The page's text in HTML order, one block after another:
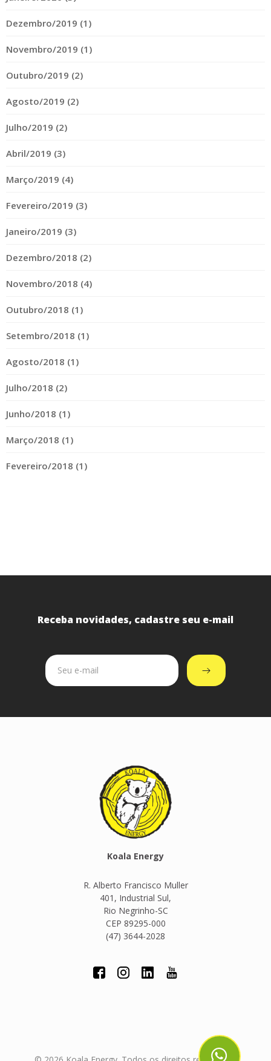
Dezembro/2019 (1)
Novembro/2019 (1)
Outubro/2019 (2)
Agosto/2019 (2)
Julho/2019 (2)
Abril/2019 (3)
Março/2019 (4)
Fevereiro/2019 (3)
Janeiro/2019 (3)
Dezembro/2018 (2)
Novembro/2018 (4)
Outubro/2018 (1)
Setembro/2018 (1)
Agosto/2018 (1)
Julho/2018 (2)
Junho/2018 (1)
Março/2018 (1)
Fevereiro/2018 (1)
Receba novidades, cadastre seu e-mail
Koala Energy
R. Alberto Francisco Muller
401, Industrial Sul,
Rio Negrinho-SC
CEP 89295-000
(47) 3644-2028